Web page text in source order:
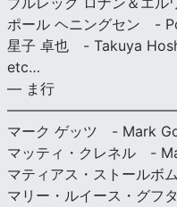
ポール ヘニングセン -
星子 卓也 - Takuya
etc…
— ま行
マーク ゲッツ - Mark
マッティ・クレネル -
マティアス・ストール
マリー・ルイース・グ